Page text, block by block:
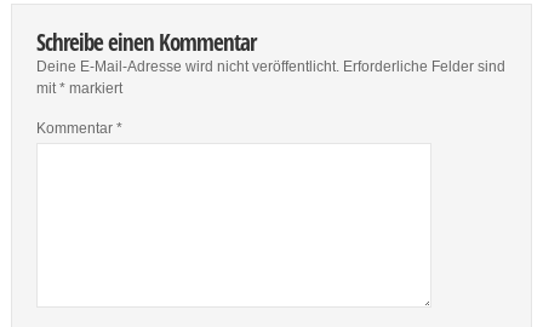
Schreibe einen Kommentar
Deine E-Mail-Adresse wird nicht veröffentlicht. Erforderliche Felder sind
mit*markiert
Kommentar *